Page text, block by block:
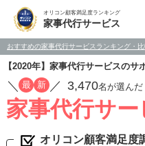
オリコン顧客満足度ランキング
家事代行サービス
おすすめの家事代行サービスランキング・比
【2020年】家事代行サービスの
／ 最 新 ／ 3,470名が選んだ
家事代行サ
オリコン顧客満足度